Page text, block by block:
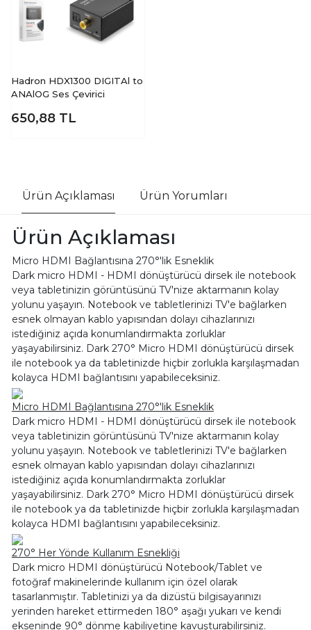
Hadron HDX1300 DIGITAl to
ANAlOG Ses Çevirici
650,88 TL
Ürün Açıklaması Ürün Yorumları
Ürün Açıklaması
Micro HDMI Bağlantısına 270°'lik Esneklik
Dark micro HDMI - HDMI dönüştürücü dirsek ile notebook
veya tabletinizin görüntüsünü TV'nize aktarmanın kolay
yolunu yaşayın. Notebook ve tabletlerinizi TV'e bağlarken
esnek olmayan kablo yapısından dolayı cihazlarınızı
istediğiniz açıda konumlandırmakta zorluklar
yaşayabilirsiniz. Dark 270° Micro HDMI dönüştürücü dirsek
ile notebook ya da tabletinizde hiçbir zorlukla karşılaşmadan
kolayca HDMI bağlantısını yapabileceksiniz.
Micro HDMI Bağlantısına 270°'lik Esneklik
Dark micro HDMI - HDMI dönüştürücü dirsek ile notebook
veya tabletinizin görüntüsünü TV'nize aktarmanın kolay
yolunu yaşayın. Notebook ve tabletlerinizi TV'e bağlarken
esnek olmayan kablo yapısından dolayı cihazlarınızı
istediğiniz açıda konumlandırmakta zorluklar
yaşayabilirsiniz. Dark 270° Micro HDMI dönüştürücü dirsek
ile notebook ya da tabletinizde hiçbir zorlukla karşılaşmadan
kolayca HDMI bağlantısını yapabileceksiniz.
270° Her Yönde Kullanım Esnekliği
Dark micro HDMI dönüştürücü Notebook/Tablet ve
fotoğraf makinelerinde kullanım için özel olarak
tasarlanmıştır. Tabletinizi ya da dizüstü bilgisayarınızı
yerinden hareket ettirmeden 180° aşağı yukarı ve kendi
ekseninde 90° dönme kabiliyetine kavuşturabilirsiniz.